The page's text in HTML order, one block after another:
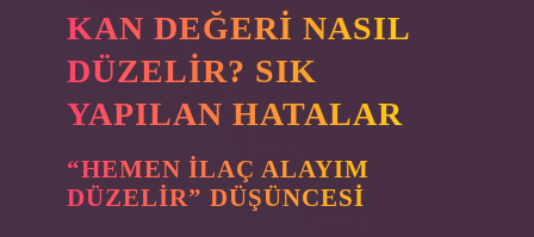
KAN DEĞERI NASIL
DÜZELIR? SIK
YAPILAN HATALAR
“HEMEN ILAÇ ALAYIM
DÜZELIR” DÜŞÜNCESI